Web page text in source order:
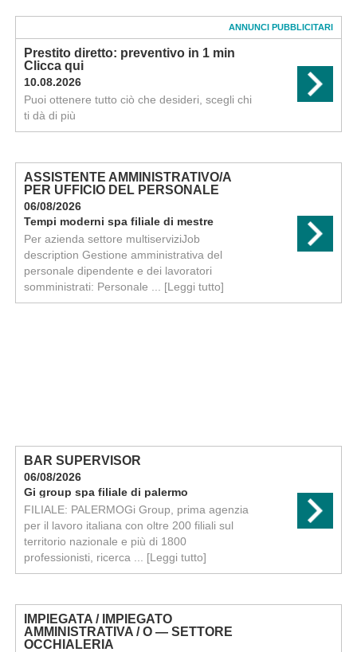
ANNUNCI PUBBLICITARI
Prestito diretto: preventivo in 1 min
Clicca qui
10.08.2026
Puoi ottenere tutto ciò che desideri, scegli chi
ti dà di più
ASSISTENTE AMMINISTRATIVO/A
PER UFFICIO DEL PERSONALE
06/08/2026
Tempi moderni spa filiale di mestre
Per azienda settore multiserviziJob
description Gestione amministrativa del
personale dipendente e dei lavoratori
somministrati: Personale ... [Leggi tutto]
BAR SUPERVISOR
06/08/2026
Gi group spa filiale di palermo
FILIALE: PALERMOGi Group, prima agenzia
per il lavoro italiana con oltre 200 filiali sul
territorio nazionale e più di 1800
professionisti, ricerca ... [Leggi tutto]
IMPIEGATA / IMPIEGATO
AMMINISTRATIVA / O — SETTORE
OCCHIALERIA